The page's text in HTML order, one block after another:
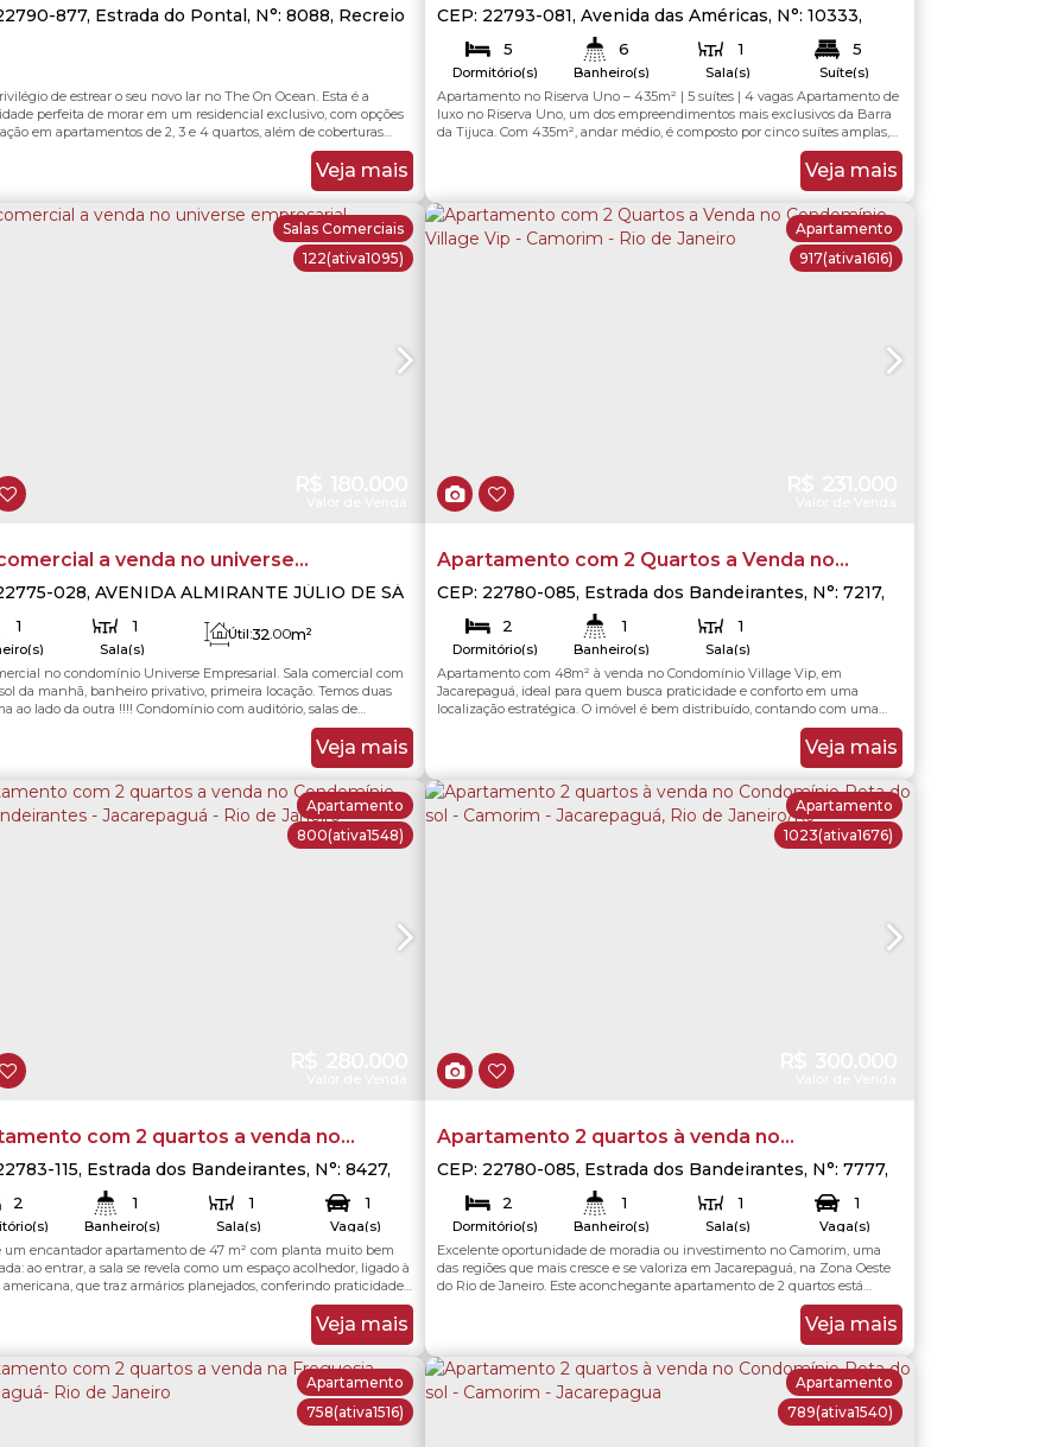
além de coberturas lineares e
877, Estrada do Pontal , N°: 8088, Recreio
de estrear o seu novo lar no The On Ocean. Esta é a
perfeita de morar em um residencial exclusivo, com opções
em apartamentos de 2, 3 e 4 quartos, além de coberturas
e duplex deslumbrantes. Todos os imóveis contam com plantas
acabamentos de altíssimo padrão, varandas gourmet espaçosas
Veja mais
5 Suítes, 4 Vagas – Barra da Tijuca - Rio de
Janeiro
CEP: 22793-081,Avenida das Américas, N°: 10333,
Rio de Janeiro
5
Dormitório(s)
6
Banheiro(s)
1
Sala(s)
5
Suíte(s)
Total:435.00m²
4
Vaga(s)
Útil:435.00m²
Apartamento no Riserva Uno – 435m² | 5 suítes | 4 vagas Apartamento de
luxo no Riserva Uno, um dos empreendimentos mais exclusivos da Barra
da Tijuca. Com 435m², andar médio, é composto por cinco suítes amplas,
todas com armários embutidos, além de varandas fechadas com cortina
de vidro que proporcionam integração e conforto. A sala é espaçosa e
Veja mais
122(ativa1095)
Salas Comerciais
a venda no universe
028, AVENIDA ALMIRANTE JÚLIO DE SÁ
Janeiro
Brasil
1 1
Sala(s)
Útil:32.00m²
15930.10m²
no condomínio Universe Empresarial. Sala comercial com
privativo, primeira locação. Temos duas
outra !!!! Condomínio com auditório, salas de
Veja mais
917(ativa1616)
Apartamento
Apartamento com 2 Quartos a Venda no
Condomínio Village Vip - Camorim - Rio de
Janeiro
CEP: 22780-085, Estrada dos Bandeirantes, N°: 7217,
Rio de Janeiro
2
Dormitório(s)
1
Banheiro(s)
1
Sala(s)
Total:48.00 m² Útil:48.00m²
Apartamento com 48m² à venda no Condomínio Village Vip, em
Jacarepaguá, ideal para quem busca praticidade e conforto em uma
localização estratégica. O imóvel é bem distribuído, contando com uma
sala aconchegante, cozinha americana que integra os ambientes e
otimiza o espaço, dois quartos e um banheiro social, proporcionando
funcionalidade para o dia a dia. O condomínio oferece uma boa...
Veja mais
800(ativa1548)
Apartamento
com 2 quartos a venda no
Neo Bandeirantes - Jacarepaguá -
Janeiro
115, Estrada dos Bandeirantes, N°: 8427,
Rio de Janeiro
2 1
Banheiro(s)
1
Sala(s)
47.00m²
1
Vaga(s)
Útil:47 .00m²
um encantador apartamento de 47 m² com planta muito bem
ao entrar, a sala se revela como um espaço acolhedor, ligado à
que traz armários planejados, conferindo praticidade
Logo ao lado, está a lavanderia com tanque, funcional e discreta. O
social é moderno, com box de vidro blindex e armário embutido
Veja mais
1023(ativa1676)
Apartamento
Apartamento 2 quartos à venda no
Condomínio Rota do sol - Camorim -
Jacarepaguá, Rio de Janeiro/RJ
CEP: 22780-085, Estrada dos Bandeirantes, N°: 7777,
Rio de Janeiro
2
Dormitório(s)
1
Banheiro(s)
1
Sala(s)
Total:50.00m²
1
Vaga(s)
Útil: 50 .00m²
Excelente oportunidade de moradia ou investimento no Camorim, uma
das regiões que mais cresce e se valoriza em Jacarepaguá, na Zona Oeste
do Rio de Janeiro. Este aconchegante apartamento de 2 quartos está
disponível para venda no cobiçado Condomínio Rota do Sol, ideal para
quem busca praticidade, segurança e uma infraestrutura de lazerVeja mais
758(ativa1516)
Apartamento
789(ativa1540)
Apartamento